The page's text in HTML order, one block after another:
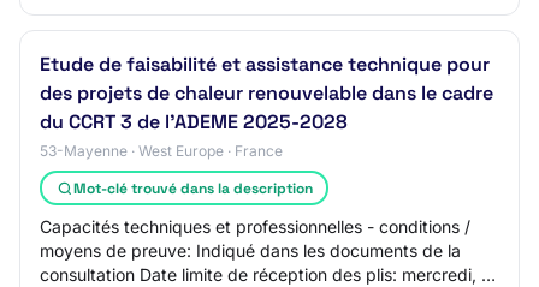
Etude de faisabilité et assistance technique pour
des projets de chaleur renouvelable dans le cadre
du CCRT 3 de l'ADEME 2025-2028
53-Mayenne · West Europe · France
Mot-clé trouvé dans la description
Capacités techniques et professionnelles - conditions /
moyens de preuve: Indiqué dans les documents de la
consultation Date limite de réception des plis: mercredi, 4